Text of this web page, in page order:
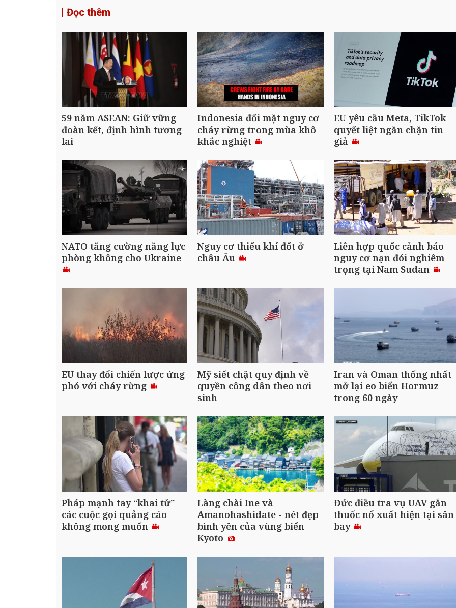
Đọc thêm
59 năm ASEAN: Giữ vững
đoàn kết, định hình tương
lai
Indonesia đối mặt nguy cơ
cháy rừng trong mùa khô
khắc nghiệt
EU yêu cầu Meta, TikTok
quyết liệt ngăn chặn tin
giả
NATO tăng cường năng lực
phòng không cho Ukraine
Nguy cơ thiếu khí đốt ở
châu Âu
Liên hợp quốc cảnh báo
nguy cơ nạn đói nghiêm
trọng tại Nam Sudan
EU thay đổi chiến lược ứng
phó với cháy rừng
Mỹ siết chặt quy định về
quyền công dân theo nơi
sinh
Iran và Oman thống nhất
mở lại eo biển Hormuz
trong 60 ngày
Pháp mạnh tay “khai tử”
các cuộc gọi quảng cáo
không mong muốn
Làng chài Ine và
Amanohashidate - nét đẹp
bình yên của vùng biển
Kyoto
Đức điều tra vụ UAV gắn
thuốc nổ xuất hiện tại sân
bay